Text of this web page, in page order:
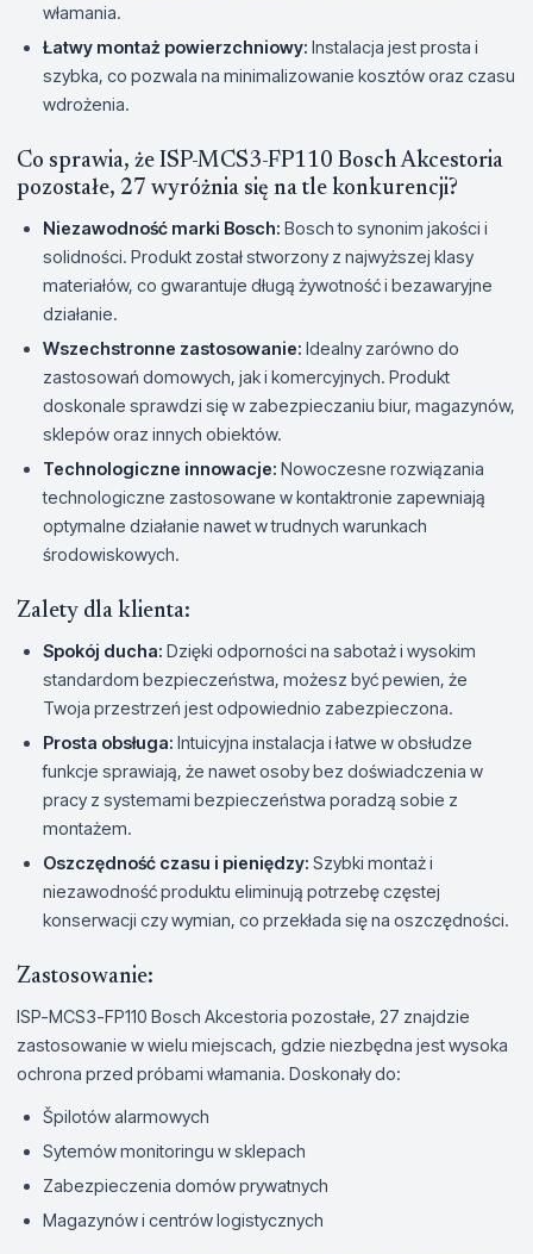
włamania.
Łatwy montaż powierzchniowy: Instalacja jest prosta i
szybka, co pozwala na minimalizowanie kosztów oraz czasu
wdrożenia.
Co sprawia, że ISP-MCS3-FP110 Bosch Akcestoria
pozostałe, 27 wyróżnia się na tle konkurencji?
Niezawodność marki Bosch: Bosch to synonim jakości i
solidności. Produkt został stworzony z najwyższej klasy
materiałów, co gwarantuje długą żywotność i bezawaryjne
działanie.
Wszechstronne zastosowanie: Idealny zarówno do
zastosowań domowych, jak i komercyjnych. Produkt
doskonale sprawdzi się w zabezpieczaniu biur, magazynów,
sklepów oraz innych obiektów.
Technologiczne innowacje: Nowoczesne rozwiązania
technologiczne zastosowane w kontaktronie zapewniają
optymalne działanie nawet w trudnych warunkach
środowiskowych.
Zalety dla klienta:
Spokój ducha: Dzięki odporności na sabotaż i wysokim
standardom bezpieczeństwa, możesz być pewien, że
Twoja przestrzeń jest odpowiednio zabezpieczona.
Prosta obsługa: Intuicyjna instalacja i łatwe w obsłudze
funkcje sprawiają, że nawet osoby bez doświadczenia w
pracy z systemami bezpieczeństwa poradzą sobie z
montażem.
Oszczędność czasu i pieniędzy: Szybki montaż i
niezawodność produktu eliminują potrzebę częstej
konserwacji czy wymian, co przekłada się na oszczędności.
Zastosowanie:
ISP-MCS3-FP110 Bosch Akcestoria pozostałe, 27 znajdzie
zastosowanie w wielu miejscach, gdzie niezbędna jest wysoka
ochrona przed próbami włamania. Doskonały do:
Špilotów alarmowych
Sytemów monitoringu w sklepach
Zabezpieczenia domów prywatnych
Magazynów i centrów logistycznych